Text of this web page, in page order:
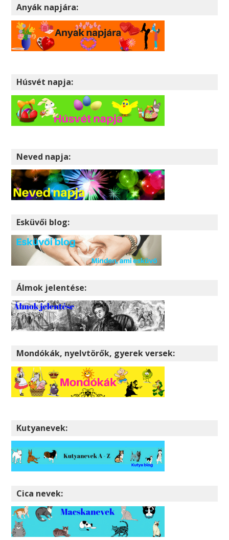
Anyák napjára:
Húsvét napja:
Neved napja:
Esküvői blog:
Álmok jelentése:
Mondókák, nyelvtörők, gyerek versek:
Kutyanevek:
Cica nevek: